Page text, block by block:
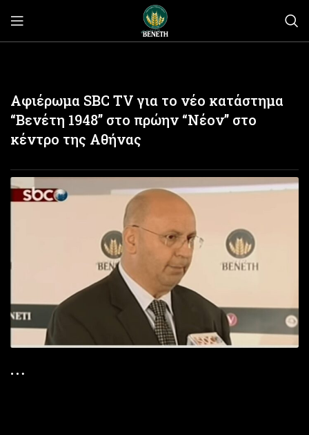
Αφιέρωμα SBC TV για το νέο κατάστημα
“Βενέτη 1948” στο πρώην “Νέον” στο
κέντρο της Αθήνας